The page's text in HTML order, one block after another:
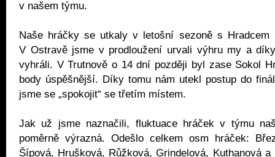
v našem týmu.
Naše hráčky se utkaly v letošní sezoně s Hradcem
V Ostravě jsme v prodloužení urvali výhru my a
vyhráli. V Trutnově o 14 dní později byl zase Sokol
body úspěšnější. Díky tomu nám utekl postup do
jsme se „spokojit“ se třetím místem.
Jak už jsme naznačili, fluktuace hráček v týmu
poměrně výrazná. Odešlo celkem osm hráček:
Šípová, Hrušková, Růžková, Grindelová, Kuthanová a